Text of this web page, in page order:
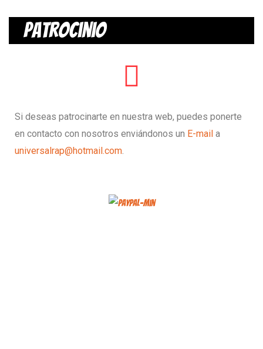
Patrocinio
Si deseas patrocinarte en nuestra web, puedes ponerte
en contacto con nosotros enviándonos un E-mail a
universalrap@hotmail.com.